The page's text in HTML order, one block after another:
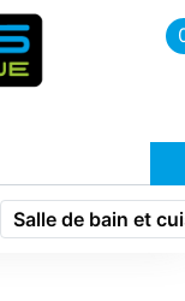
Salle de bain et